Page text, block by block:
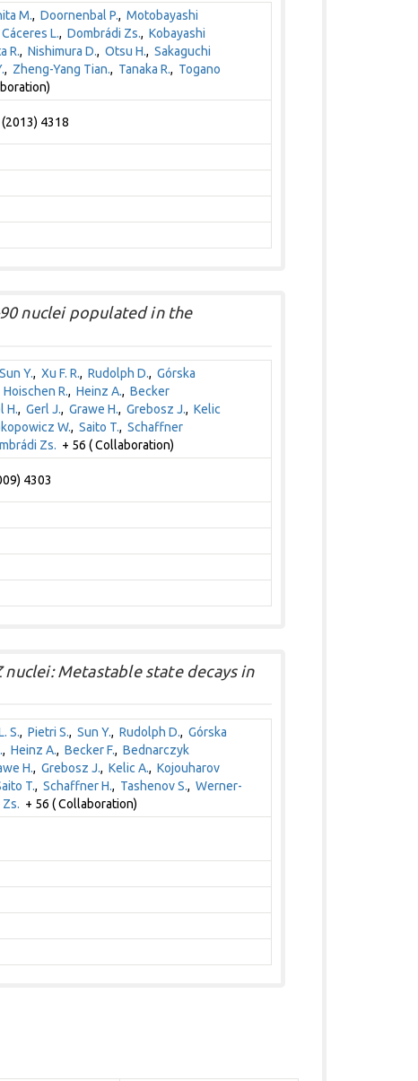
M., Doornenbal P., Motobayashi
Cáceres L., Dombrádi Zs., Kobayashi
R., Nishimura D., Otsu H., Sakaguchi
, Zheng-Yang Tian., Tanaka R., Togano
4318
nuclei populated in the
Sun Y., Xu F. R., Rudolph D., Górska
Hoischen R., Heinz A., Becker
H., Gerl J., Grawe H., Grebosz J., Kelic
W., Saito T., Schaffner
Zs. + 56 ( Collaboration)
4303
Metastable state decays in
S., Pietri S., Sun Y., Rudolph D., Górska
, Heinz A., Becker F., Bednarczyk
H., Grebosz J., Kelic A., Kojouharov
T., Schaffner H., Tashenov S., Werner-
+ 56 ( Collaboration)